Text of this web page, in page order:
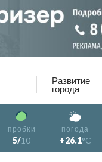
Развитие
города
пробки
5/10
погода
+26.1°C